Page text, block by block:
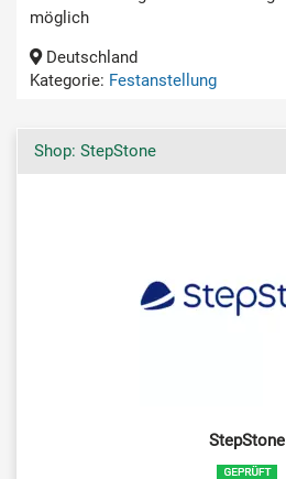
möglich
Deutschland
Kategorie: Festanstellung
Shop: StepStone
StepStone